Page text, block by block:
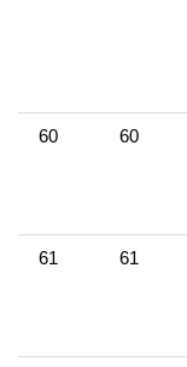
60 60
61 61